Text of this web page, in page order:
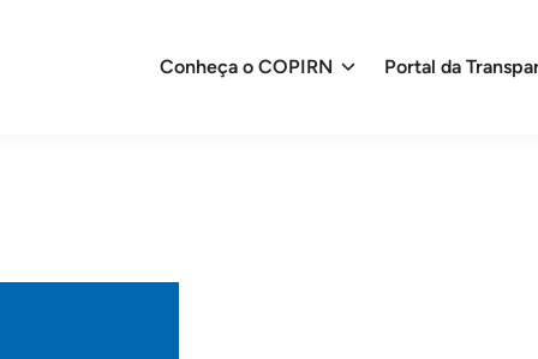
Conheça o COPIRN Portal da